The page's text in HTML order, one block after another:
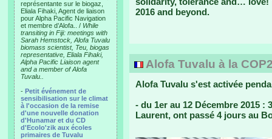
représentante sur le biogaz,
Eliala Fihaki, Agent de liaison
pour Alpha Pacific Navigation
et membre d’Alofa.. / While
transiting in Fiji: meetings with
Sarah Hemstock, Alofa Tuvalu
biomass scientist, Teu, biogas
representative, Eliala Fihaki,
Alpha Pacific Liaison agent
and a member of Alofa
Tuvalu..
- Petit événement de
sensibilisation sur le climat
à l'occasion de la remise
d'une nouvelle donation
d'Hunamar et du CD
d'Ecolo'zik aux écoles
primaires de Tuvalu
2016 and beyond.
Alofa Tuvalu à la
Alofa Tuvalu s'est activée
- du 1er au 12 Décembre 2015
Laurent, ont passé 4 jours au